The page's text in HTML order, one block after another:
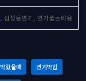
십정동변기, 변기뚫는비용
혔을때 변기막힘